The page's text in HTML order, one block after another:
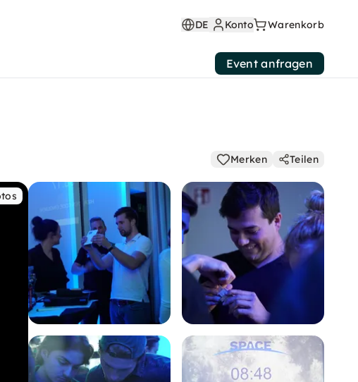
DE Konto Warenkorb
Event anfragen
Merken Teilen